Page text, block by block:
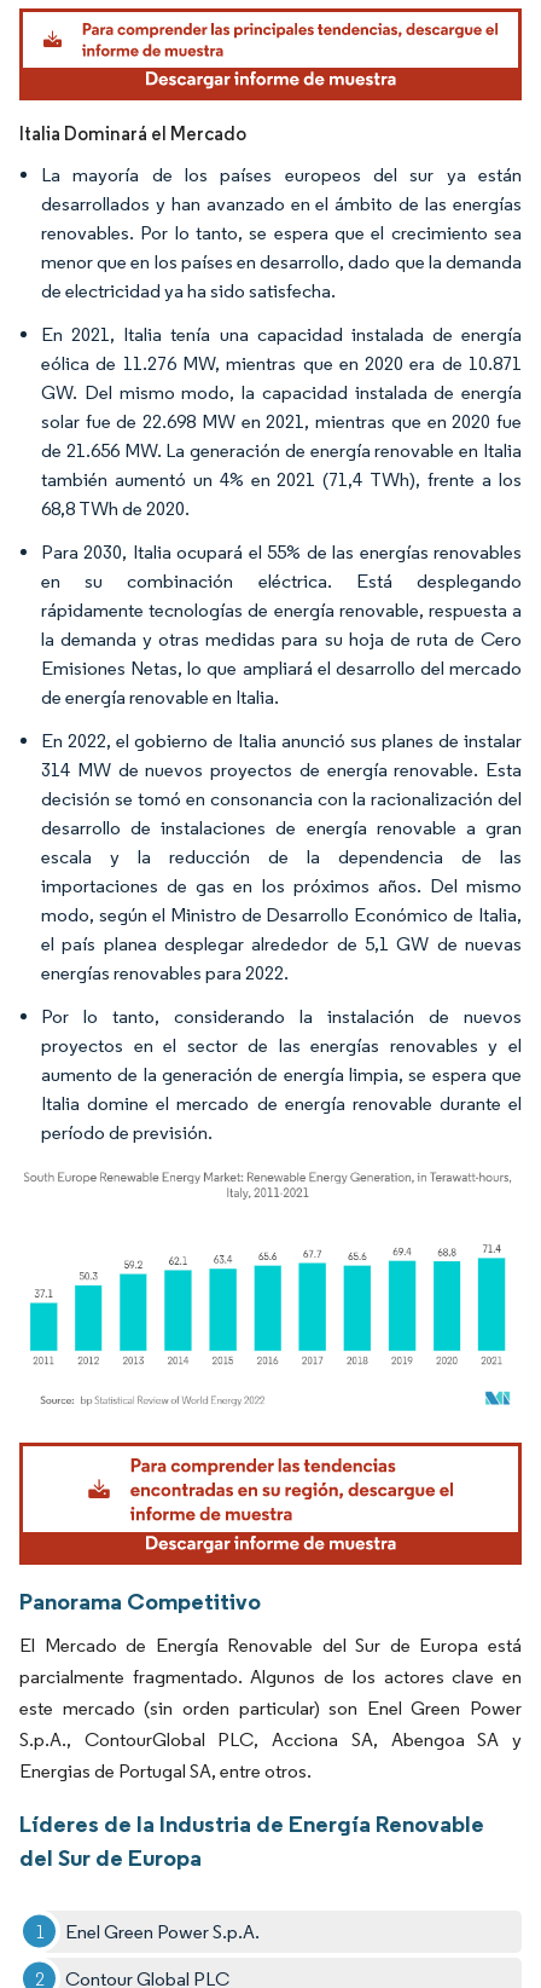
Imagen © Mordor Intelligence. El uso requiere atribución según CC BY 4.0.
Italia Dominará el Mercado
La mayoría de los países europeos del sur ya están
desarrollados y han avanzado en el ámbito de las energías
renovables. Por lo tanto, se espera que el crecimiento sea
menor que en los países en desarrollo, dado que la demanda
de electricidad ya ha sido satisfecha.
En 2021, Italia tenía una capacidad instalada de energía
eólica de 11.276 MW, mientras que en 2020 era de 10.871
GW. Del mismo modo, la capacidad instalada de energía
solar fue de 22.698 MW en 2021, mientras que en 2020 fue
de 21.656 MW. La generación de energía renovable en Italia
también aumentó un 4% en 2021 (71,4 TWh), frente a los
68,8 TWh de 2020.
Para 2030, Italia ocupará el 55% de las energías renovables
en su combinación eléctrica. Está desplegando
rápidamente tecnologías de energía renovable, respuesta a
la demanda y otras medidas para su hoja de ruta de Cero
Emisiones Netas, lo que ampliará el desarrollo del mercado
de energía renovable en Italia.
En 2022, el gobierno de Italia anunció sus planes de instalar
314 MW de nuevos proyectos de energía renovable. Esta
decisión se tomó en consonancia con la racionalización del
desarrollo de instalaciones de energía renovable a gran
escala y la reducción de la dependencia de las
importaciones de gas en los próximos años. Del mismo
modo, según el Ministro de Desarrollo Económico de Italia,
el país planea desplegar alrededor de 5,1 GW de nuevas
energías renovables para 2022.
Por lo tanto, considerando la instalación de nuevos
proyectos en el sector de las energías renovables y el
aumento de la generación de energía limpia, se espera que
Italia domine el mercado de energía renovable durante el
período de previsión.
Imagen © Mordor Intelligence. El uso requiere atribución según CC BY 4.0.
Panorama Competitivo
El Mercado de Energía Renovable del Sur de Europa está
parcialmente fragmentado. Algunos de los actores clave en
este mercado (sin orden particular) son Enel Green Power
S.p.A., ContourGlobal PLC, Acciona SA, Abengoa SA y
Energias de Portugal SA, entre otros.
Líderes de la Industria de Energía Renovable
del Sur de Europa
Enel Green Power S.p.A.
Contour Global PLC